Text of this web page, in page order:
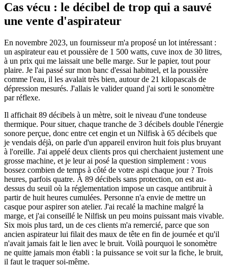
Cas vécu : le décibel de trop qui a sauvé
une vente d'aspirateur
En novembre 2023, un fournisseur m'a proposé un lot intéressant :
un aspirateur eau et poussière de 1 500 watts, cuve inox de 30 litres,
à un prix qui me laissait une belle marge. Sur le papier, tout pour
plaire. Je l'ai passé sur mon banc d'essai habituel, et la poussière
comme l'eau, il les avalait très bien, autour de 21 kilopascals de
dépression mesurés. J'allais le valider quand j'ai sorti le sonomètre
par réflexe.
Il affichait 89 décibels à un mètre, soit le niveau d'une tondeuse
thermique. Pour situer, chaque tranche de 3 décibels double l'énergie
sonore perçue, donc entre cet engin et un Nilfisk à 65 décibels que
je vendais déjà, on parle d'un appareil environ huit fois plus bruyant
à l'oreille. J'ai appelé deux clients pros qui cherchaient justement une
grosse machine, et je leur ai posé la question simplement : vous
bossez combien de temps à côté de votre aspi chaque jour ? Trois
heures, parfois quatre. À 89 décibels sans protection, on est au-
dessus du seuil où la réglementation impose un casque antibruit à
partir de huit heures cumulées. Personne n'a envie de mettre un
casque pour aspirer son atelier. J'ai recalé la machine malgré la
marge, et j'ai conseillé le Nilfisk un peu moins puissant mais vivable.
Six mois plus tard, un de ces clients m'a remercié, parce que son
ancien aspirateur lui filait des maux de tête en fin de journée et qu'il
n'avait jamais fait le lien avec le bruit. Voilà pourquoi le sonomètre
ne quitte jamais mon établi : la puissance se voit sur la fiche, le bruit,
il faut le traquer soi-même.